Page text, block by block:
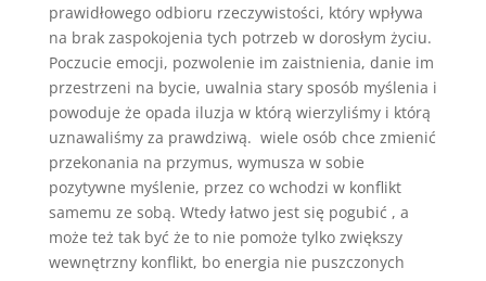
prawidłowego odbioru rzeczywistości, który wpływa
na brak zaspokojenia tych potrzeb w dorosłym życiu.
Poczucie emocji, pozwolenie im zaistnienia, danie im
przestrzeni na bycie, uwalnia stary sposób myślenia i
powoduje że opada iluzja w którą wierzyliśmy i którą
uznawaliśmy za prawdziwą. wiele osób chce zmienić
przekonania na przymus, wymusza w sobie
pozytywne myślenie, przez co wchodzi w konflikt
samemu ze sobą. Wtedy łatwo jest się pogubić , a
może też tak być że to nie pomoże tylko zwiększy
wewnętrzny konflikt, bo energia nie puszczonych